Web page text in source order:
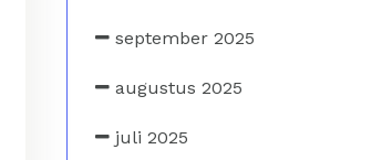
september 2025
augustus 2025
juli 2025